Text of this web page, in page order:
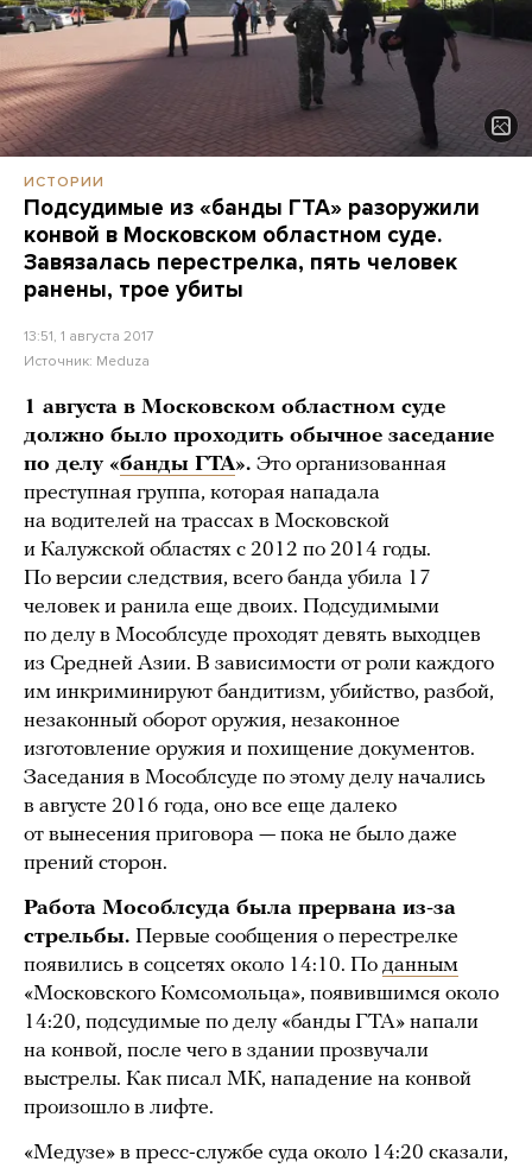
ИСТОРИИ
Подсудимые из «банды ГТА» разоружили
конвой в Московском областном суде.
Завязалась перестрелка, пять человек
ранены, трое убиты
13:51, 1 августа 2017
Источник: Meduza
1 августа в Московском областном суде
должно было проходить обычное заседание
по делу «банды ГТА». Это организованная
преступная группа, которая нападала
на водителей на трассах в Московской
и Калужской областях с 2012 по 2014 годы.
По версии следствия, всего банда убила 17
человек и ранила еще двоих. Подсудимыми
по делу в Мособлсуде проходят девять выходцев
из Средней Азии. В зависимости от роли каждого
им инкриминируют бандитизм, убийство, разбой,
незаконный оборот оружия, незаконное
изготовление оружия и похищение документов.
Заседания в Мособлсуде по этому делу начались
в августе 2016 года, оно все еще далеко
от вынесения приговора — пока не было даже
прений сторон.
Работа Мособлсуда была прервана из-за
стрельбы. Первые сообщения о перестрелке
появились в соцсетях около 14:10. По данным
«Московского Комсомольца», появившимся около
14:20, подсудимые по делу «банды ГТА» напали
на конвой, после чего в здании прозвучали
выстрелы. Как писал МК, нападение на конвой
произошло в лифте.
«Медузе» в пресс-службе суда около 14:20 сказали,